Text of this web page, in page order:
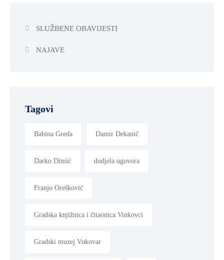
SLUŽBENE OBAVIJESTI
NAJAVE
Tagovi
Babina Greda Damir Dekanić
Darko Dimić dodjela ugovora
Franjo Orešković
Gradska knjižnica i čitaonica Vinkovci
Gradski muzej Vukovar